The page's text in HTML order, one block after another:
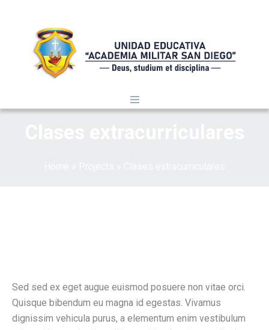
Sed sed ex eget augue euismod posuere non vitae orci.
Quisque bibendum eu magna id egestas. Vivamus
dignissim vehicula purus, a elementum enim vestibulum